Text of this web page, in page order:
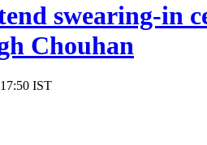
swearing-in
Chouhan
IST